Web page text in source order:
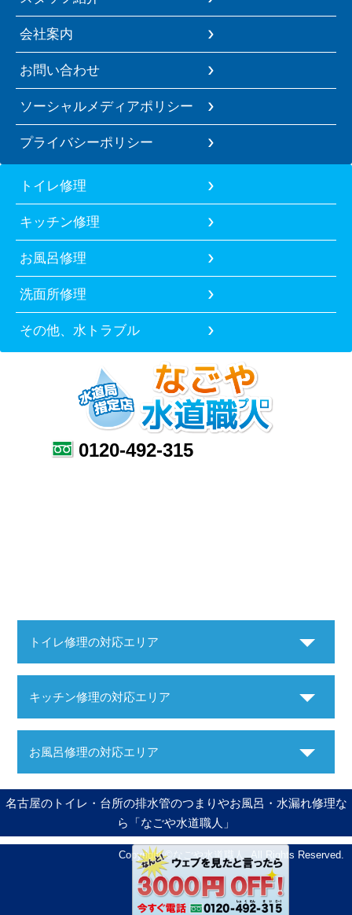
会社案内
お問い合わせ
ソーシャルメディアポリシー
プライバシーポリシー
トイレ修理
キッチン修理
お風呂修理
洗面所修理
その他、水トラブル
0120-492-315
トイレ修理の対応エリア
キッチン修理の対応エリア
お風呂修理の対応エリア
名古屋のトイレ・台所の排水管のつまりやお風呂・水漏れ修理な
ら「なごや水道職人」
Copyright © なごや水道職人 . All Rights Reserved.